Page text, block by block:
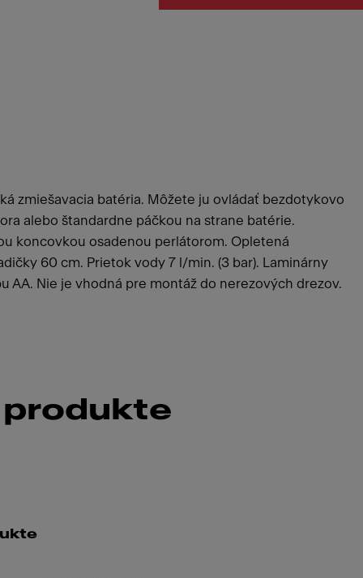
zmiešavacia batéria. Môžete ju ovládať bezdotykovo
alebo štandardne páčkou na strane batérie.
koncovkou osadenou perlátorom. Opletená
60 cm. Prietok vody 7 l/min. (3 bar). Laminárny
AA. Nie je vhodná pre montáž do nerezových drezov.
produkte